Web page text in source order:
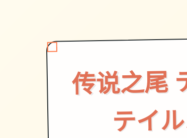
传说之尾
テイ